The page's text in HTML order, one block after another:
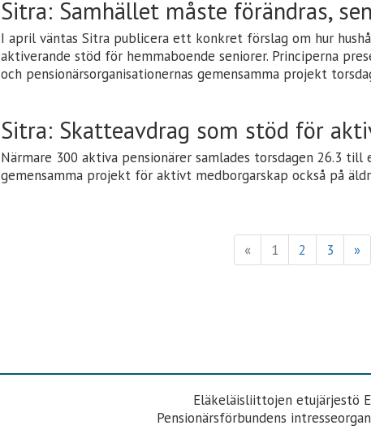
Sitra: Samhället måste förändras,
I april väntas Sitra publicera ett konkret förslag om hur
aktiverande stöd för hemmaboende seniorer. Principerna
och pensionärsorganisationernas gemensamma projekt
Sitra: Skatteavdrag som stöd för
Närmare 300 aktiva pensionärer samlades torsdagen 26.3
gemensamma projekt för aktivt medborgarskap också på
« 1 2 3 »
Eläkeläisliittojen etujärjestö
Pensionärsförbundens